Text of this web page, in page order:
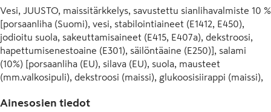
Vesi, JUUSTO, maissitärkkelys, savustettu sianlihavalmiste 10 %
[porsaanliha (Suomi), vesi, stabilointiaineet (E1412, E450),
jodioitu suola, sakeuttamisaineet (E415, E407a), dekstroosi,
hapettumisenestoaine (E301), säilöntäaine (E250)], salami
(10%) [porsaanliha (EU), silava (EU), suola, mausteet
(mm.valkosipuli), dekstroosi (maissi), glukoosisiirappi (maissi),
mauste- ja hedelmäuutteet, savu], tomaattisose, riisi
Ainesosien tiedot